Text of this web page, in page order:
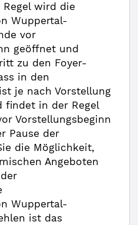
wird die
Wuppertal-
vor
geöffnet und
zu den Foyer-
in den
je nach Vorstellung
findet in der Regel
Vorstellungsbeginn
Pause der
die Möglichkeit,
Angeboten
Wuppertal-
ist das